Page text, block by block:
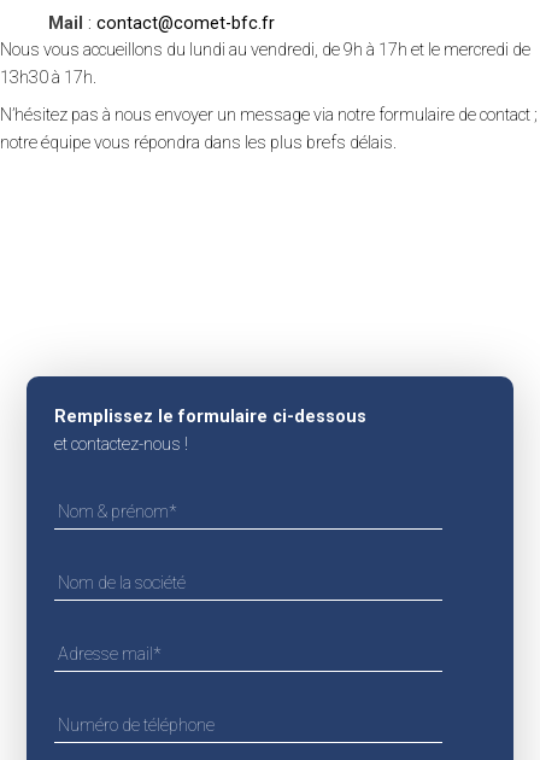
Journée régionale 2026
Mail : contact@comet-bfc.fr
Nous vous accueillons du lundi au vendredi, de 9h à 17h et le mercredi de
13h30 à 17h.
N’hésitez pas à nous envoyer un message via notre formulaire de contact ;
notre équipe vous répondra dans les plus brefs délais.
Remplissez le formulaire ci-dessous
et contactez-nous !